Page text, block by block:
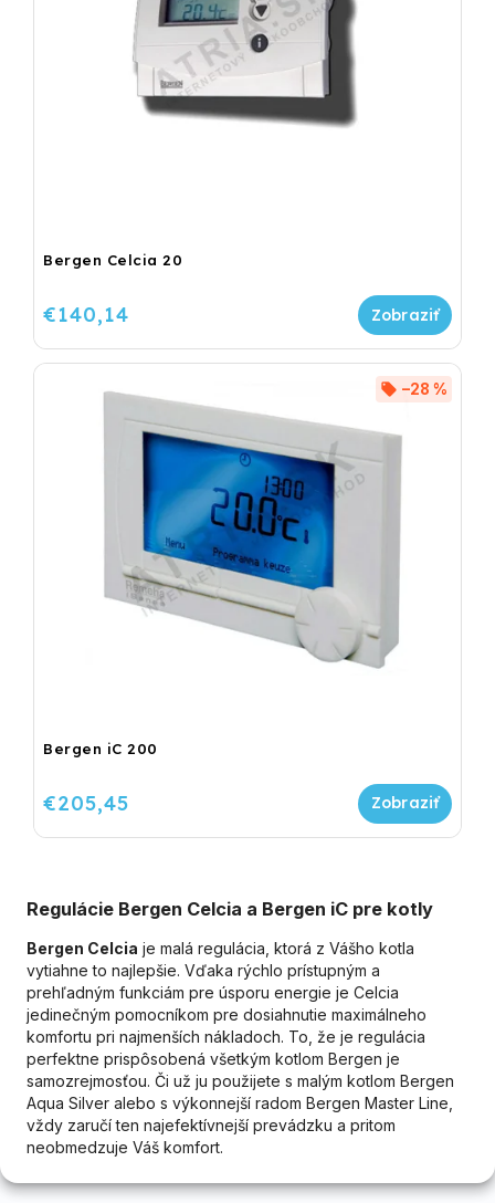
Bergen Celcia 20
€140,14
Bergen iC 200
–28 %
€205,45
Regulácie Bergen Celcia a Bergen iC pre kotly
Bergen Celcia je malá regulácia, ktorá z Vášho kotla
vytiahne to najlepšie. Vďaka rýchlo prístupným a
prehľadným funkciám pre úsporu energie je Celcia
jedinečným pomocníkom pre dosiahnutie maximálneho
komfortu pri najmenších nákladoch. To, že je regulácia
perfektne prispôsobená všetkým kotlom Bergen je
samozrejmosťou. Či už ju použijete s malým kotlom Bergen
Aqua Silver alebo s výkonnejší radom Bergen Master Line,
vždy zaručí ten najefektívnejší prevádzku a pritom
neobmedzuje Váš komfort.